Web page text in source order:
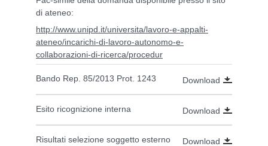
di ateneo:
http://www.unipd.it/universita/lavoro-e-appalti-
ateneo/incarichi-di-lavoro-autonomo-e-
collaborazioni-di-ricerca/procedur
Bando Rep. 85/2013 Prot. 1243 Download
Esito ricognizione interna Download
Risultati selezione soggetto esterno Download